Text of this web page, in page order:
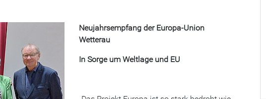
Neujahrsempfang der Europa-Union
Wetterau
In Sorge um Weltlage und EU